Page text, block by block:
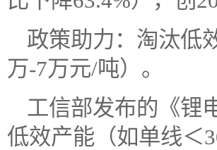
政策助力：淘汰低
万-7万元/吨）。
工信部发布的《锂
低效产能（如单线＜